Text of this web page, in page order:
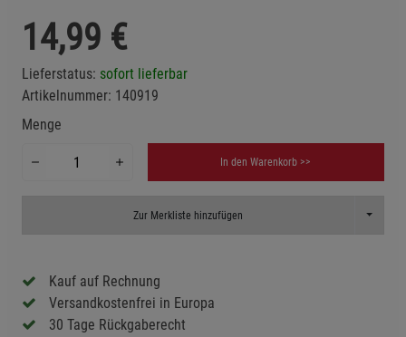
14,99 €
Lieferstatus: sofort lieferbar
Artikelnummer: 140919
Menge
In den Warenkorb >>
Zur Merkliste hinzufügen Toggle
Kauf auf Rechnung
Versandkostenfrei in Europa
30 Tage Rückgaberecht